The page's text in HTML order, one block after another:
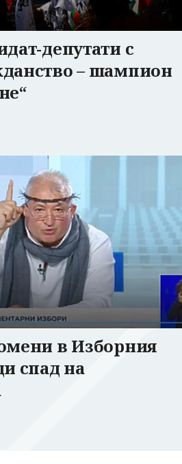
депутати с
– шампион
в Изборния
спад на